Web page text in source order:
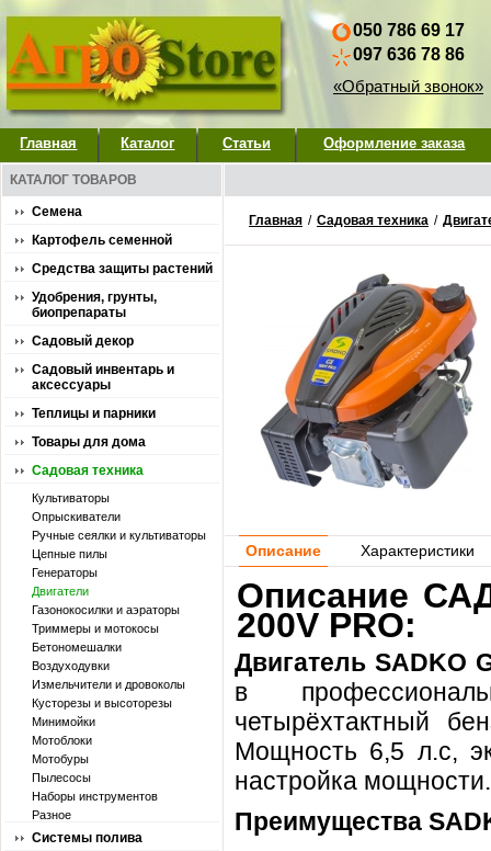
050 786 69 17
097 636 78 86
«Обратный звонок»
Главная Каталог Статьи Оформление заказа
КАТАЛОГ ТОВАРОВ
Семена
Картофель семенной
Средства защиты растений
Удобрения, грунты,
биопрепараты
Садовый декор
Садовый инвентарь и
аксессуары
Теплицы и парники
Товары для дома
Садовая техника
Культиваторы
Опрыскиватели
Ручные сеялки и культиваторы
Цепные пилы
Генераторы
Двигатели
Газонокосилки и аэраторы
Триммеры и мотокосы
Бетономешалки
Воздуходувки
Измельчители и дровоколы
Кусторезы и высоторезы
Минимойки
Мотоблоки
Мотобуры
Пылесосы
Наборы инструментов
Разное
Системы полива
Главная / Садовая техника /
Описание Характеристики
Описание
200V PRO:
Двигатель SADKO
в
четырёхтактный
Мощность 6,5 л.с,
настройка мощности.
Преимущества